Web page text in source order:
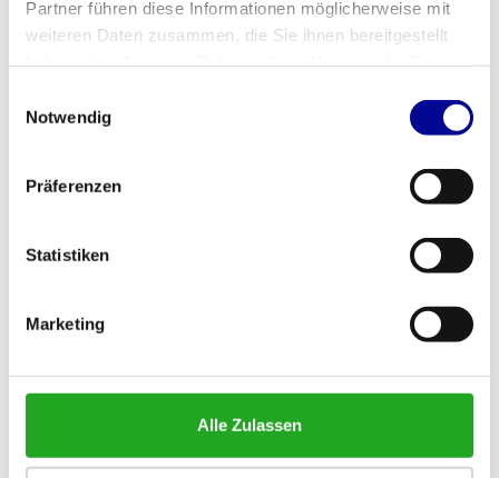
Partner führen diese Informationen möglicherweise mit
weiteren Daten zusammen, die Sie ihnen bereitgestellt
Notwendig
Präferenzen
Statistiken
Marketing
Alle Zulassen
rotation
Rotationstorso